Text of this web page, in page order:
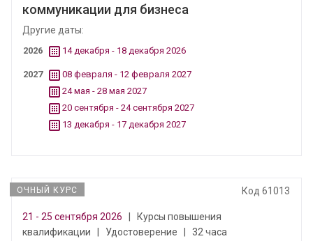
коммуникации для бизнеса
Другие даты:
2026 14 декабря - 18 декабря 2026
2027
08 февраля - 12 февраля 2027
24 мая - 28 мая 2027
20 сентября - 24 сентября 2027
13 декабря - 17 декабря 2027
ОЧНЫЙ КУРС Код 61013
21 - 25 сентября 2026
Курсы повышения
квалификации
Удостоверение 32 часа